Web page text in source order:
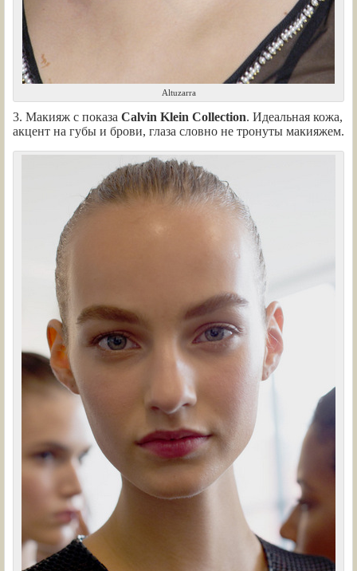
Altuzarra
3. Макияж с показа Calvin Klein Collection. Идеальная кожа,
акцент на губы и брови, глаза словно не тронуты макияжем.